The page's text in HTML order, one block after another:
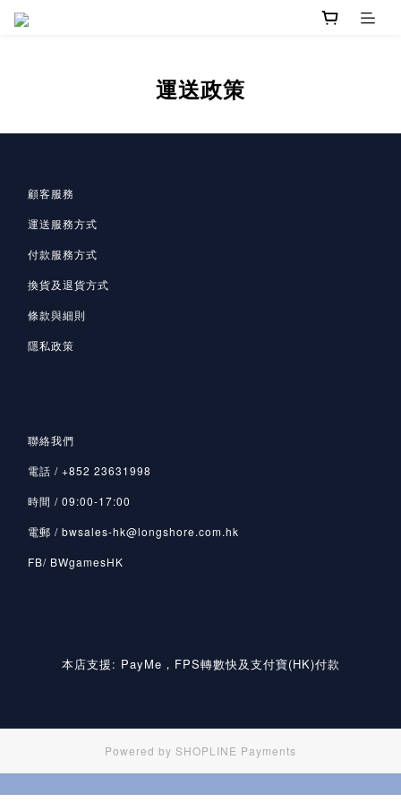
運送政策
顧客服務
運送服務方式
付款服務方式
換貨及退貨方式
條款與細則
隱私政策
聯絡我們
電話 / +852 23631998
時間 / 09:00-17:00
電郵 / bwsales-hk@longshore.com.hk
FB/ BWgamesHK
本店支援: PayMe，FPS轉數快及支付寶(HK)付款
Powered by SHOPLINE Payments